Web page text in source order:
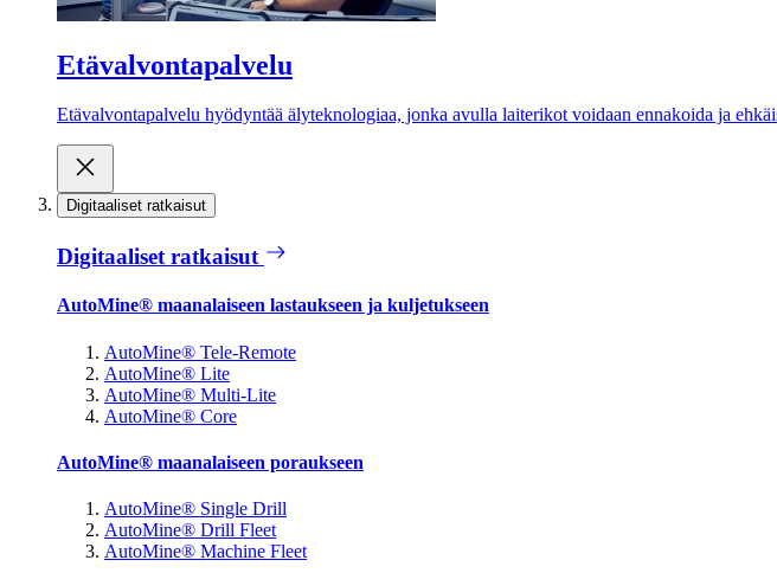
Etävalvontapalvelu
Etävalvontapalvelu hyödyntää älyteknologiaa, jonka avulla laiterikot voidaan ennakoida ja
Digitaaliset ratkaisut
Digitaaliset ratkaisut
AutoMine® maanalaiseen lastaukseen ja kuljetukseen
AutoMine® Tele-Remote
AutoMine® Lite
AutoMine® Multi-Lite
AutoMine® Core
AutoMine® maanalaiseen poraukseen
AutoMine® Single Drill
AutoMine® Drill Fleet
AutoMine® Machine Fleet